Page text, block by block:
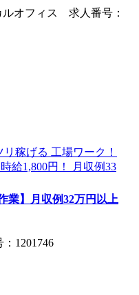
ルオフィス 求人番号：
業】月収例32万円以上
1201746